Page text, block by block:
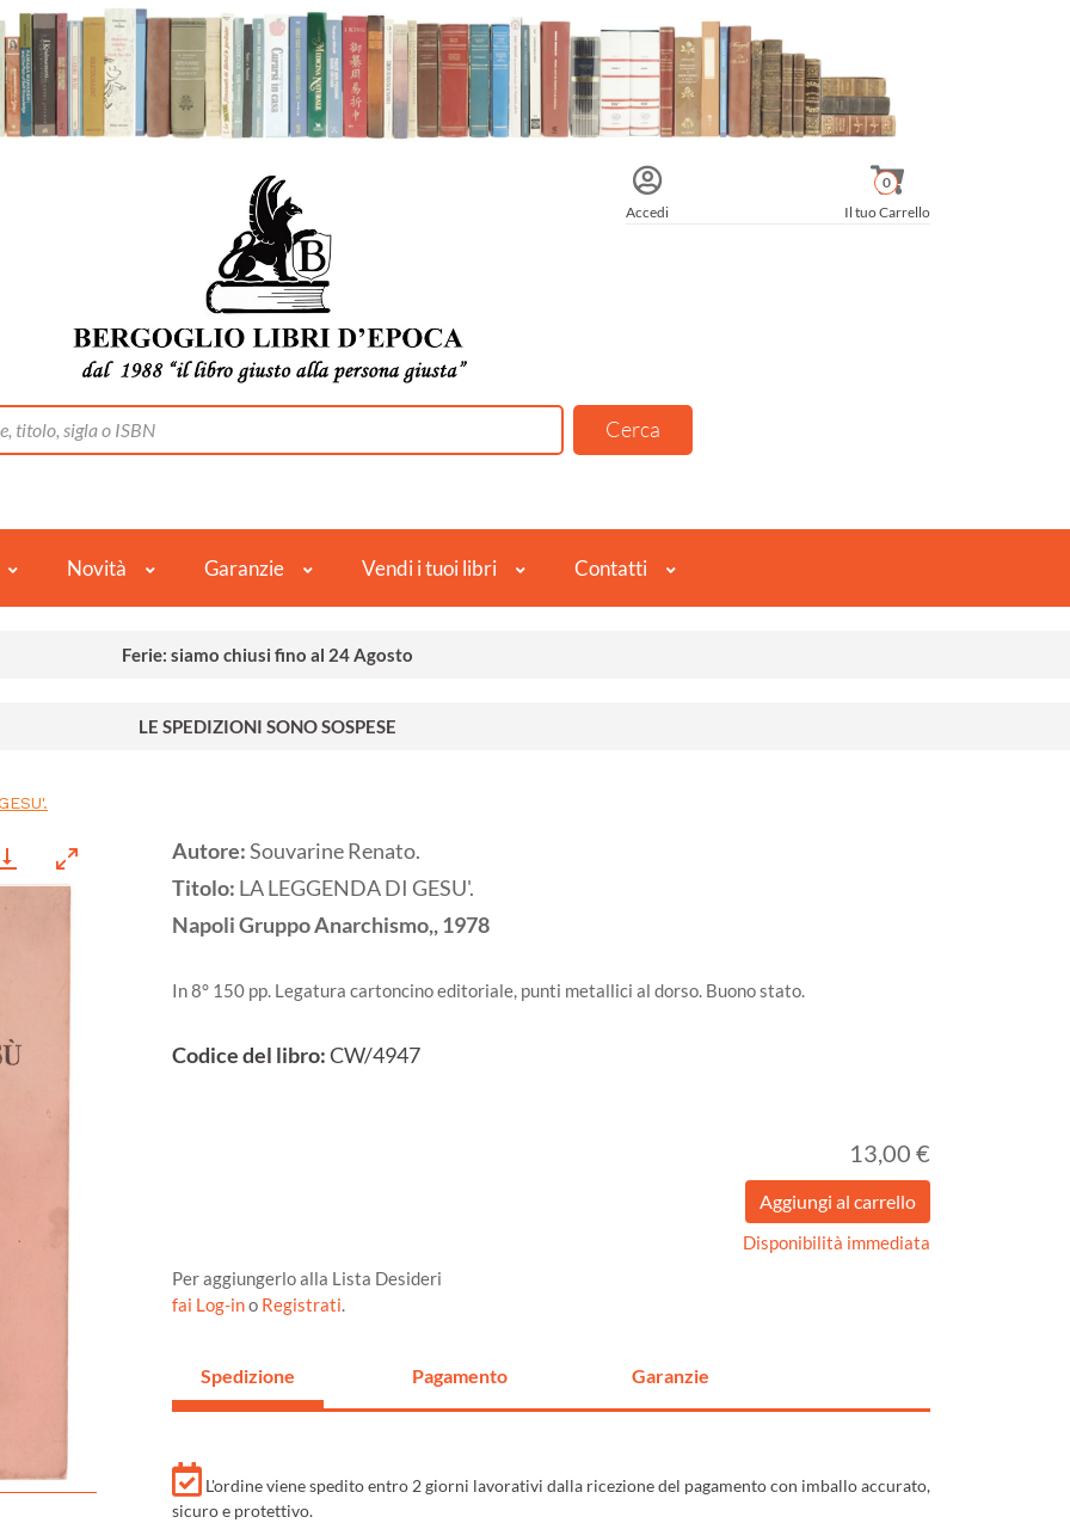
Accedi Il tuo Carrello
0
Novità Garanzie Vendi i tuoi libri Contatti
Ferie: siamo chiusi fino al 24 Agosto
LE SPEDIZIONI SONO SOSPESE
Autore:Souvarine Renato.
Titolo: LA LEGGENDA DI GESU'.
NapoliGruppo Anarchismo,,1978
In 8° 150 pp. Legatura cartoncino editoriale, punti metallici al dorso. Buono stato.
Codice del libro:CW/4947
13,00 €
Disponibilità immediata
Per aggiungerlo alla Lista Desideri
fai Log-ino Registrati.
Spedizione Pagamento Garanzie
L'ordine viene spedito entro 2 giorni lavorativi dalla ricezione del pagamento con imballo accurato,
sicuro e protettivo.